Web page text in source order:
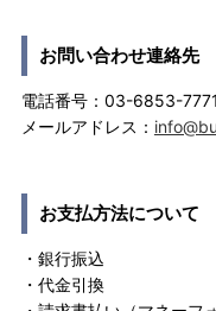
お問い合わせ連絡先
電話番号：03-6853-
メールアドレス：
お支払方法について
・銀行振込
・代金引換